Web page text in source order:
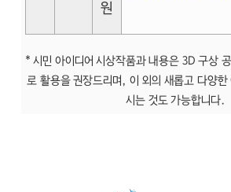
원
* 시민 아이디어 시상작품과 내용은 3D 구상
로 활용을 권장드리며, 이 외의 새롭고 다양
시는 것도 가능합니다.